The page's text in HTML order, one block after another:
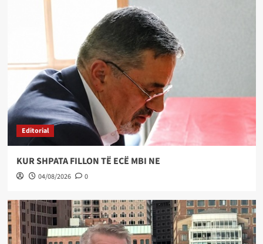
Editorial
KUR SHPATA FILLON TË ECË MBI NE
04/08/2026 0